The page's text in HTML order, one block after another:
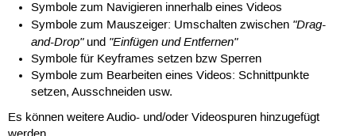
Symbole zum Navigieren innerhalb eines Videos
Symbole zum Mauszeiger: Umschalten zwischen "Drag-
and-Drop"und "Einfügen und Entfernen"
Symbole für Keyframes setzen bzw Sperren
Symbole zum Bearbeiten eines Videos: Schnittpunkte
setzen, Ausschneiden usw.
Es können weitere Audio- und/oder Videospuren hinzugefügt